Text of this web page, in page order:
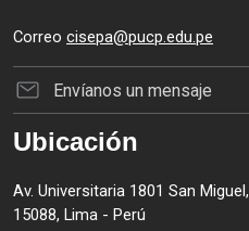
Correo cisepa@pucp.edu.pe
Envíanos un mensaje
Ubicación
Av. Universitaria 1801 San Miguel,
15088, Lima - Perú